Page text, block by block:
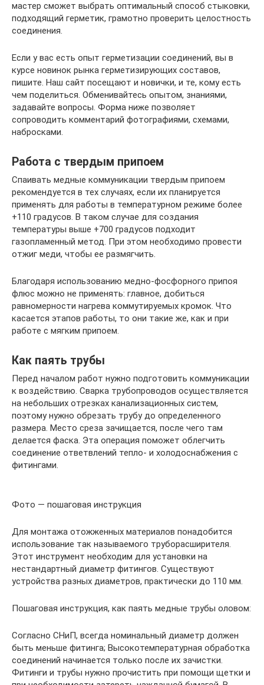
мастер сможет выбрать оптимальный способ стыковки,
подходящий герметик, грамотно проверить целостность
соединения.
Если у вас есть опыт герметизации соединений, вы в
курсе новинок рынка герметизирующих составов,
пишите. Наш сайт посещают и новички, и те, кому есть
чем поделиться. Обменивайтесь опытом, знаниями,
задавайте вопросы. Форма ниже позволяет
сопроводить комментарий фотографиями, схемами,
набросками.
Работа с твердым припоем
Спаивать медные коммуникации твердым припоем
рекомендуется в тех случаях, если их планируется
применять для работы в температурном режиме более
+110 градусов. В таком случае для создания
температуры выше +700 градусов подходит
газопламенный метод. При этом необходимо провести
отжиг меди, чтобы ее размягчить.
Благодаря использованию медно-фосфорного припоя
флюс можно не применять: главное, добиться
равномерности нагрева коммутируемых кромок. Что
касается этапов работы, то они такие же, как и при
работе с мягким припоем.
Как паять трубы
Перед началом работ нужно подготовить коммуникации
к воздействию. Сварка трубопроводов осуществляется
на небольших отрезках канализационных систем,
поэтому нужно обрезать трубу до определенного
размера. Место среза зачищается, после чего там
делается фаска. Эта операция поможет облегчить
соединение ответвлений тепло- и холодоснабжения с
фитингами.
Фото — пошаговая инструкция
Для монтажа отожженных материалов понадобится
использование так называемого труборасширителя.
Этот инструмент необходим для установки на
нестандартный диаметр фитингов. Существуют
устройства разных диаметров, практически до 110 мм.
Пошаговая инструкция, как паять медные трубы оловом:
Согласно СНиП, всегда номинальный диаметр должен
быть меньше фитинга; Высокотемпературная обработка
соединений начинается только после их зачистки.
Фитинги и трубы нужно прочистить при помощи щетки и